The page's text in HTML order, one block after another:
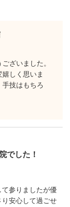
ざいました。
しく思いま
技はもちろ
でした！
参りましたが優
安心して過ごせ